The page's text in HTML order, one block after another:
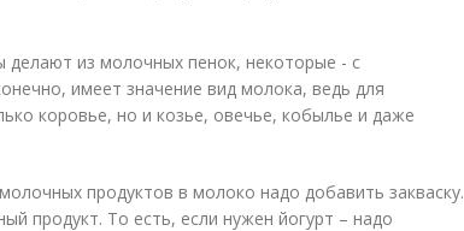
из молочных пенок, некоторые - с
имеет значение вид молока, ведь для
коровье, но и козье, овечье, кобылье и даже
продуктов в молоко надо добавить закваску.
продукт. То есть, если нужен йогурт – надо